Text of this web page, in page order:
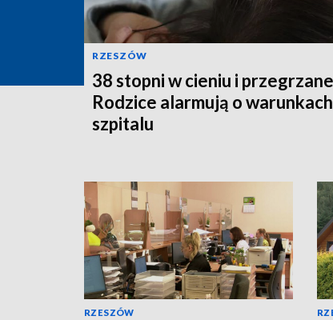
RZESZÓW
38 stopni w cieniu i
Rodzice alarmują o
szpitalu
RZESZÓW